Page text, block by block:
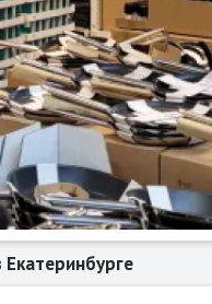
Екатеринбурге